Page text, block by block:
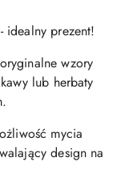
idealny prezent!
wzory
lub herbaty
mycia
design na